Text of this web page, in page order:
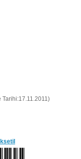
Tarihi:17.11.2011)